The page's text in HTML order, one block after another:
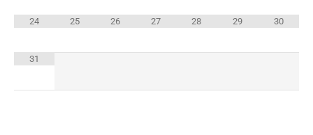
24 25 26 27 28 29 30
31